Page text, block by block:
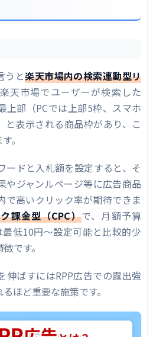
うと楽天市場内の検索連動型リ
天市場でユーザーが検索した
上部（PCでは上部5枠、スマホ
と表示される商品枠があり、こ
。
ードと入札額を設定すると、そ
やジャンルページ等に広告商品
で高いクリック率が期待できま
課金型（CPC）で、月額予算
低10円～設定可能と比較的少
です。
伸ばすにはRPP広告での露出強
るほど重要な施策です。